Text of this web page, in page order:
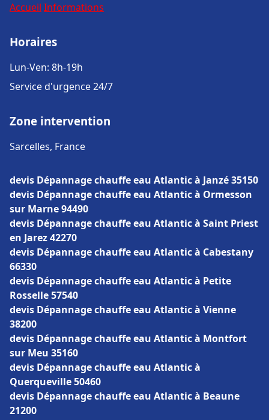
Accueil Informations
Horaires
Lun-Ven: 8h-19h
Service d'urgence 24/7
Zone intervention
Sarcelles, France
devis Dépannage chauffe eau Atlantic à Janzé 35150
devis Dépannage chauffe eau Atlantic à Ormesson
sur Marne 94490
devis Dépannage chauffe eau Atlantic à Saint Priest
en Jarez 42270
devis Dépannage chauffe eau Atlantic à Cabestany
66330
devis Dépannage chauffe eau Atlantic à Petite
Rosselle 57540
devis Dépannage chauffe eau Atlantic à Vienne
38200
devis Dépannage chauffe eau Atlantic à Montfort
sur Meu 35160
devis Dépannage chauffe eau Atlantic à
Querqueville 50460
devis Dépannage chauffe eau Atlantic à Beaune
21200